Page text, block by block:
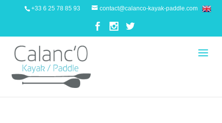
+33 6 25 78 85 93 contact@calanco-kayak-paddle.com